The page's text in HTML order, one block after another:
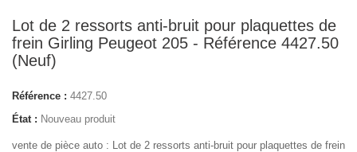
Lot de 2 ressorts anti-bruit pour plaquettes de
frein Girling Peugeot 205 - Référence 4427.50
(Neuf)
Référence : 4427.50
État : Nouveau produit
vente de pièce auto : Lot de 2 ressorts anti-bruit pour plaquettes de frein